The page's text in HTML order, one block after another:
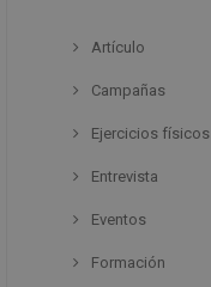
Artículo
Campañas
Ejercicios físicos
Entrevista
Eventos
Formación